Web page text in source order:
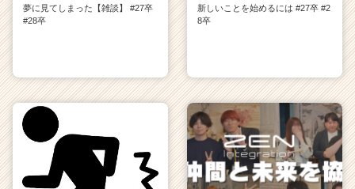
夢に見てしまった【雑談】 #27卒
#28卒
新しいことを始めるには #27卒 #2
8卒